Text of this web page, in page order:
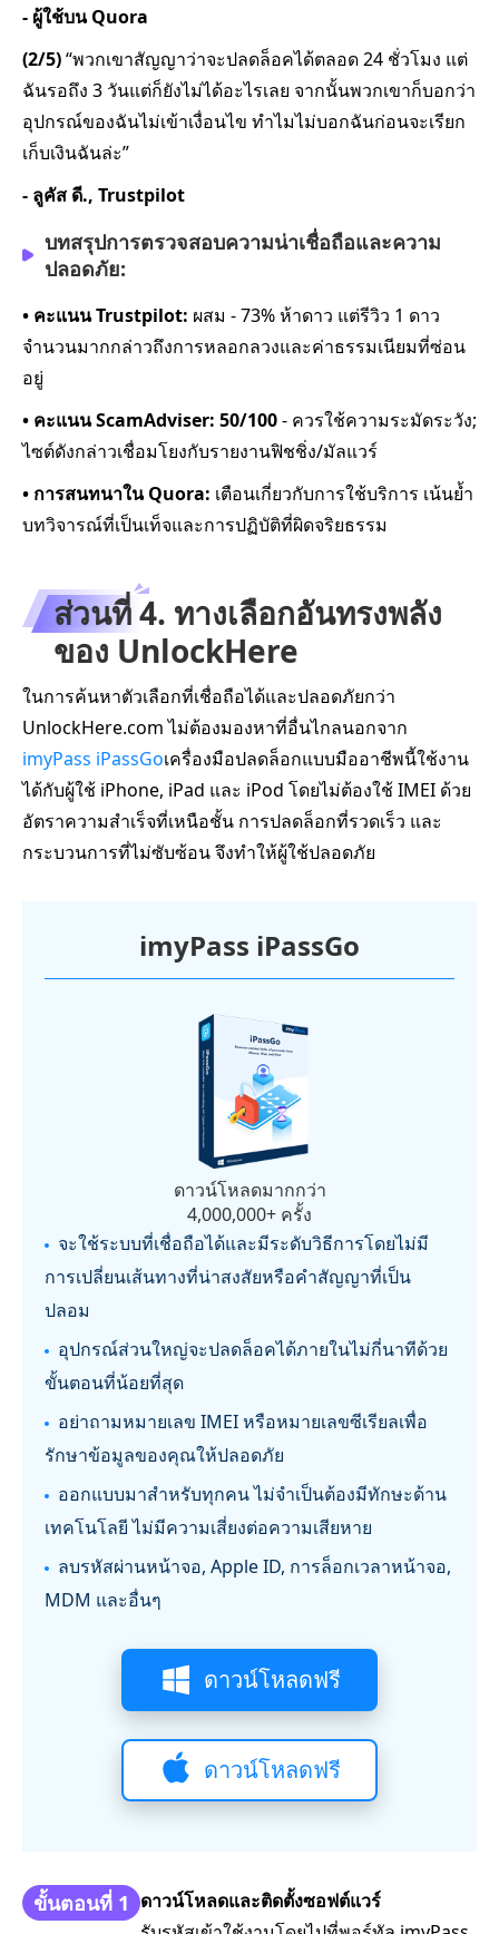
- ผู้ใช้บน Quora
(2/5)“พวกเขาสัญญาว่าจะปลดล็อคได้ตลอด 24 ชั่วโมง แต่
ฉันรอถึง 3 วันแต่ก็ยังไม่ได้อะไรเลย จากนั้นพวกเขาก็บอกว่า
อุปกรณ์ของฉันไม่เข้าเงื่อนไข ทำไมไม่บอกฉันก่อนจะเรียก
เก็บเงินฉันล่ะ”
- ลูคัส ดี., Trustpilot
บทสรุปการตรวจสอบความน่าเชื่อถือและความ
ปลอดภัย:
• คะแนน Trustpilot: ผสม - 73% ห้าดาว แต่รีวิว 1 ดาว
จำนวนมากกล่าวถึงการหลอกลวงและค่าธรรมเนียมที่ซ่อน
อยู่
• คะแนน ScamAdviser: 50/100- ควรใช้ความระมัดระวัง;
ไซต์ดังกล่าวเชื่อมโยงกับรายงานฟิชชิ่ง/มัลแวร์
• การสนทนาใน Quora: เตือนเกี่ยวกับการใช้บริการ เน้นย้ำ
บทวิจารณ์ที่เป็นเท็จและการปฏิบัติที่ผิดจริยธรรม
ส่วนที่ 4. ทางเลือกอันทรงพลัง
ของ UnlockHere
ในการค้นหาตัวเลือกที่เชื่อถือได้และปลอดภัยกว่า
UnlockHere.com ไม่ต้องมองหาที่อื่นไกลนอกจาก
imyPass iPassGoเครื่องมือปลดล็อกแบบมืออาชีพนี้ใช้งาน
ได้กับผู้ใช้ iPhone, iPad และ iPod โดยไม่ต้องใช้ IMEI ด้วย
อัตราความสำเร็จที่เหนือชั้น การปลดล็อกที่รวดเร็ว และ
กระบวนการที่ไม่ซับซ้อน จึงทำให้ผู้ใช้ปลอดภัย
imyPass iPassGo
ดาวน์โหลดมากกว่า
4,000,000+ ครั้ง
จะใช้ระบบที่เชื่อถือได้และมีระดับวิธีการโดยไม่มี
การเปลี่ยนเส้นทางที่น่าสงสัยหรือคำสัญญาที่เป็น
ปลอม
อุปกรณ์ส่วนใหญ่จะปลดล็อคได้ภายในไม่กี่นาทีด้วย
ขั้นตอนที่น้อยที่สุด
อย่าถามหมายเลข IMEI หรือหมายเลขซีเรียลเพื่อ
รักษาข้อมูลของคุณให้ปลอดภัย
ออกแบบมาสำหรับทุกคน ไม่จำเป็นต้องมีทักษะด้าน
เทคโนโลยี ไม่มีความเสี่ยงต่อความเสียหาย
ลบรหัสผ่านหน้าจอ, Apple ID, การล็อกเวลาหน้าจอ,
MDM และอื่นๆ
ดาวน์โหลดฟรี
ดาวน์โหลดฟรี
ขั้นตอนที่ 1 ดาวน์โหลดและติดตั้งซอฟต์แวร์